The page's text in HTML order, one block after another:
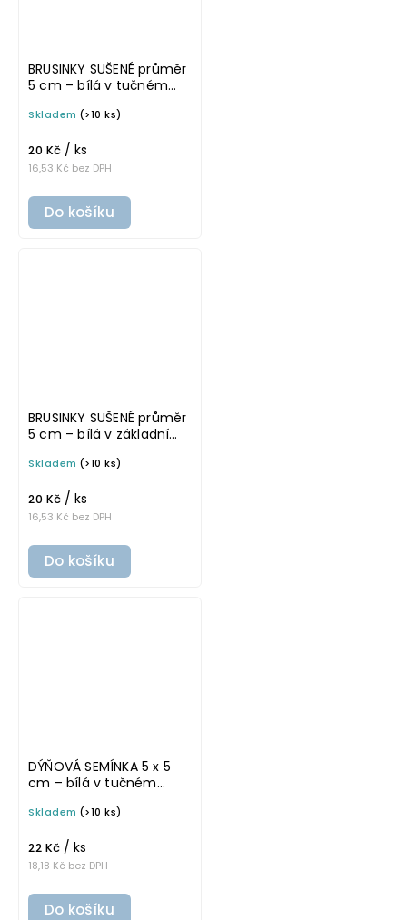
BRUSINKY SUŠENÉ průměr
5 cm – bílá v tučném
samolepka na
Skladem (>10 ks)
16,53 Kč bez DPH
20 Kč / ks
Do košíku
BRUSINKY SUŠENÉ průměr
5 cm – bílá v základním
samolepka na
Skladem (>10 ks)
16,53 Kč bez DPH
20 Kč / ks
Do košíku
DÝŇOVÁ SEMÍNKA 5 x 5
cm – bílá v tučném
samolepka na
Skladem (>10 ks)
18,18 Kč bez DPH
22 Kč / ks
Do košíku